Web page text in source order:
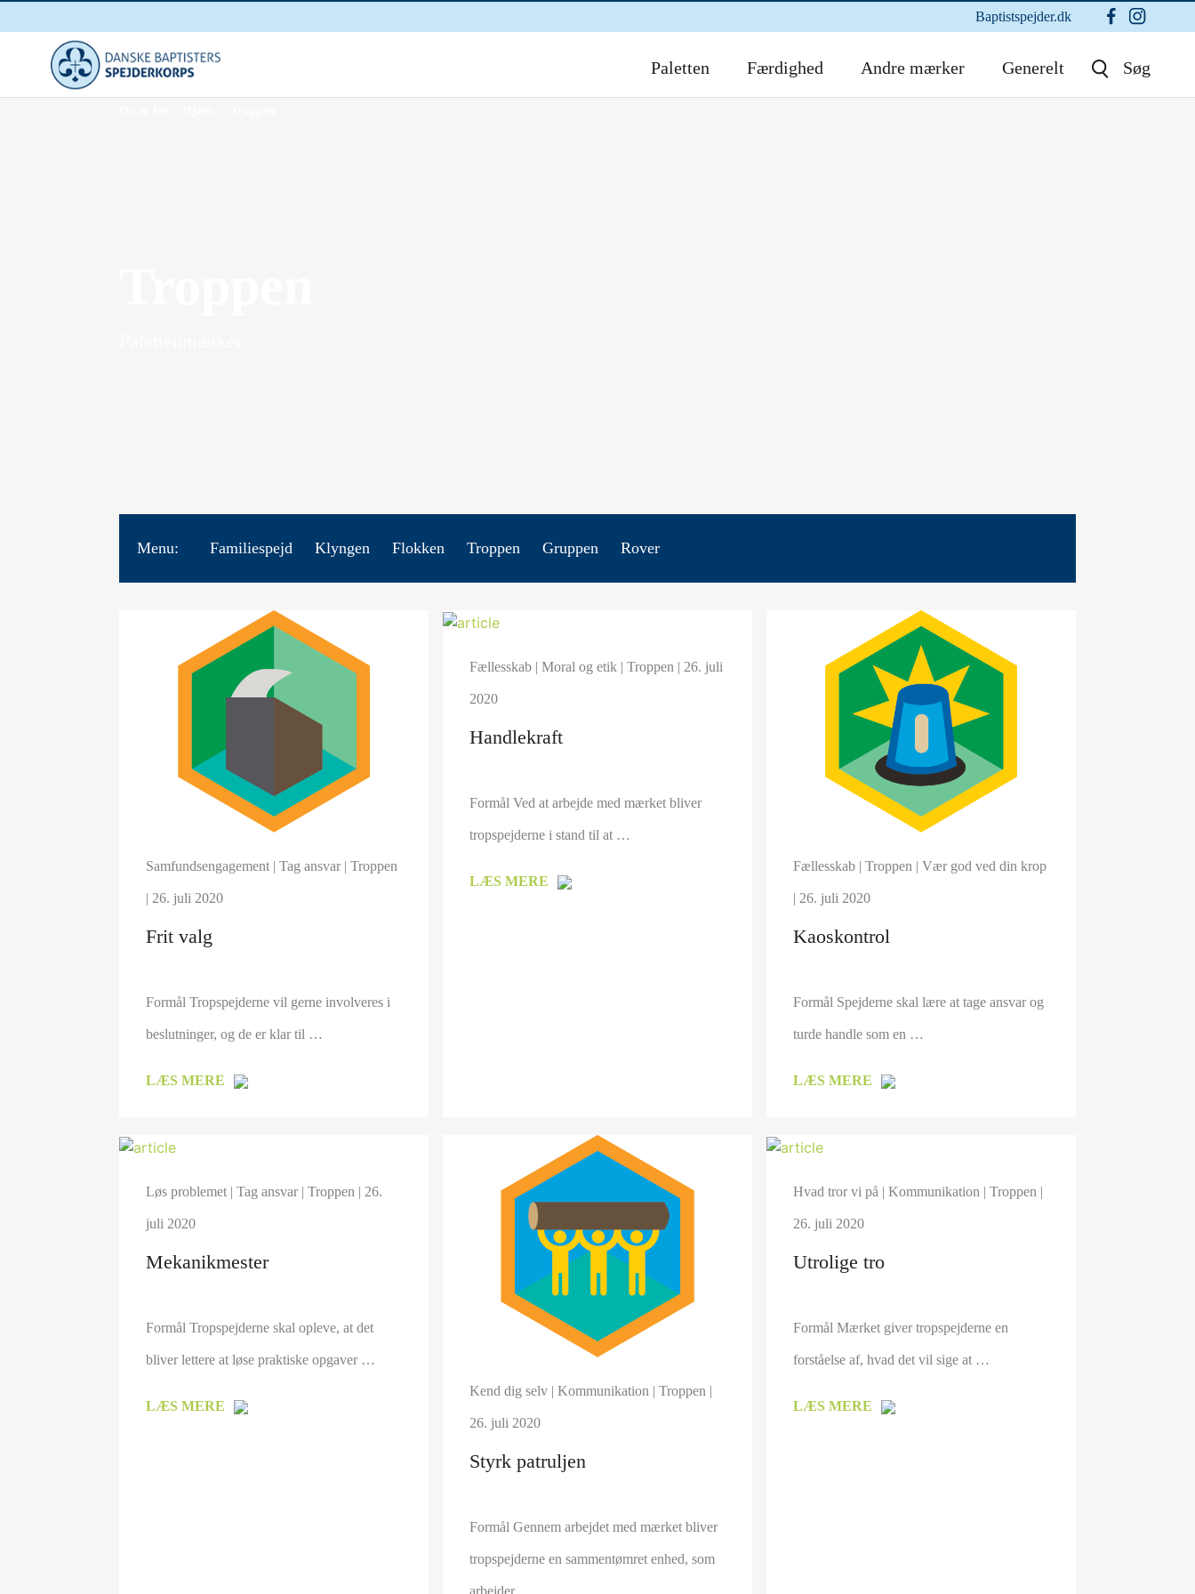
Baptistspejder.dk
Søg
Paletten Færdighed Andre mærker Generelt
Menu: Familiespejd Klyngen Flokken Troppen Gruppen Rover
Samfundsengagement |Tag ansvar|Troppen
| 26. juli 2020
Frit valg
Formål Tropspejderne vil gerne involveres i
beslutninger, og de er klar til …
LÆS MERE
Fællesskab |Moral og etik |Troppen | 26. juli
2020
Handlekraft
Formål Ved at arbejde med mærket bliver
tropspejderne i stand til at …
LÆS MERE
Fællesskab| Troppen | Vær god ved din krop
| 26. juli 2020
Kaoskontrol
Formål Spejderne skal lære at tage ansvar og
turde handle som en …
LÆS MERE
Løs problemet |Tag ansvar|Troppen | 26.
juli 2020
Mekanikmester
Formål Tropspejderne skal opleve, at det
bliver lettere at løse praktiske opgaver …
LÆS MERE
Kend dig selv |Kommunikation |Troppen |
26. juli 2020
Styrk patruljen
Formål Gennem arbejdet med mærket bliver
tropspejderne en sammentømret enhed, som
arbejder …
Hvad tror vi på | Kommunikation | Troppen |
26. juli 2020
Utrolige tro
Formål Mærket giver tropspejderne en
forståelse af, hvad det vil sige at …
LÆS MERE